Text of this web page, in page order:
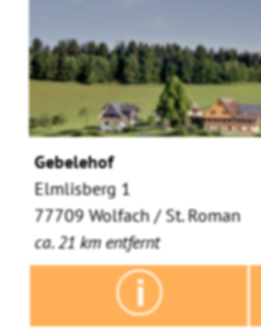
Gebelehof
Elmlisberg 1
77709 Wolfach / St. Roman
ca. 21 km entfernt